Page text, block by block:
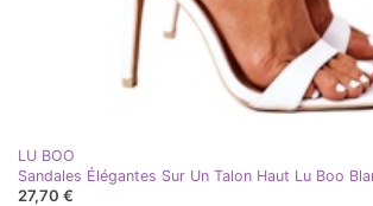
LU BOO
Sandales Élégantes Sur Un Talon Haut Lu Boo
27,70 €